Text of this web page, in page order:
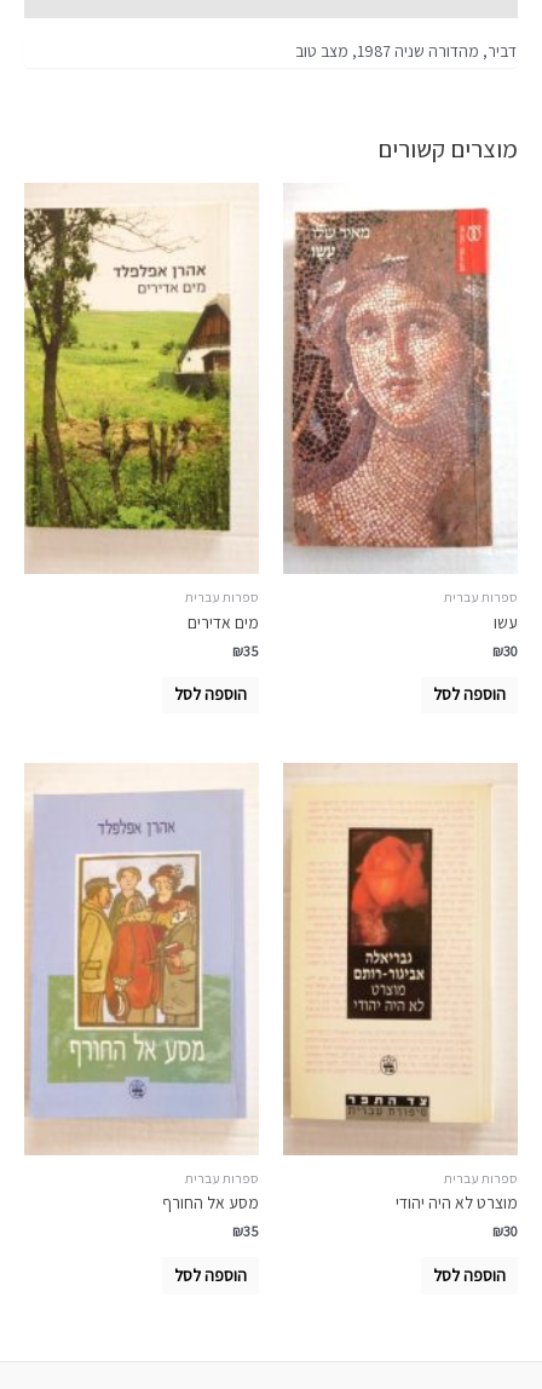
דביר, מהדורה שניה 1987, מצב טוב
מוצרים קשורים
ספרות עברית
עשו
₪30
הוספה לסל
ספרות עברית
מים אדירים
₪35
הוספה לסל
ספרות עברית
מוצרט לא היה יהודי
₪30
הוספה לסל
ספרות עברית
מסע אל החורף
₪35
הוספה לסל